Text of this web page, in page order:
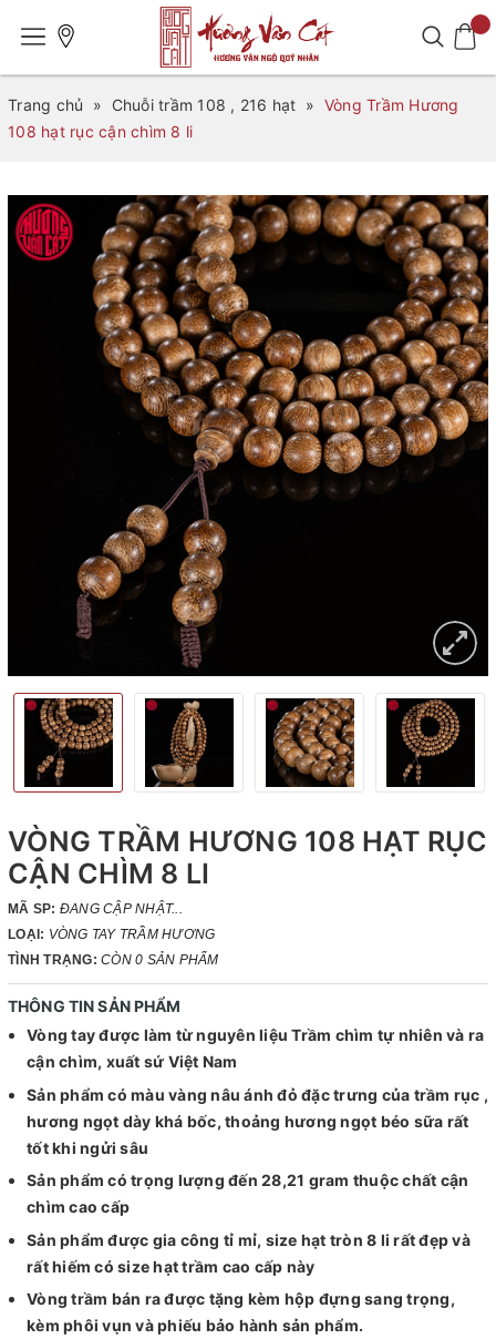
Trang chủ » Chuỗi trầm 108 , 216 hạt » Vòng Trầm Hương
108 hạt rục cận chìm 8 li
VÒNG TRẦM HƯƠNG 108 HẠT RỤC
CẬN CHÌM 8 LI
MÃ SP: ĐANG CẬP NHẬT...
LOẠI: VÒNG TAY TRẦM HƯƠNG
TÌNH TRẠNG: CÒN 0 SẢN PHẨM
THÔNG TIN SẢN PHẨM
Vòng tay được làm từ nguyên liệu Trầm chìm tự nhiên và ra
cận chìm, xuất sứ Việt Nam
Sản phẩm có màu vàng nâu ánh đỏ đặc trưng của trầm rục ,
hương ngọt dày khá bốc, thoảng hương ngọt béo sữa rất
tốt khi ngửi sâu
Sản phẩm có trọng lượng đến 28,21 gram thuộc chất cận
chìm cao cấp
Sản phẩm được gia công tỉ mỉ, size hạt tròn 8 li rất đẹp và
rất hiếm có size hạt trầm cao cấp này
Vòng trầm bán ra được tặng kèm hộp đựng sang trọng,
kèm phôi vụn và phiếu bảo hành sản phẩm.